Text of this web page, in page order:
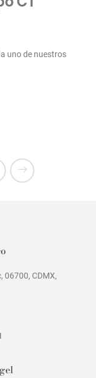
uno de nuestros
CT Scanner”
06700, CDMX,